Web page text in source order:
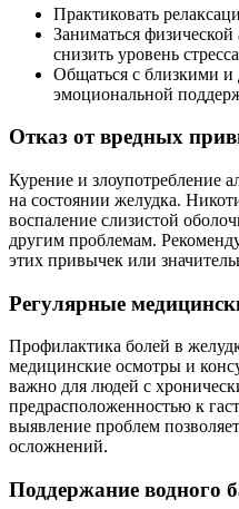
Практиковать
Заниматься
снизить уровень
Общаться с близкими и
эмоциональной
Отказ от вредных
Курение и злоупотребление
на состоянии желудка.
воспаление слизистой
другим проблемам.
этих привычек или
Регулярные
Профилактика болей в
медицинские осмотры и
важно для людей с
предрасположенностью к
выявление проблем
осложнений.
Поддержание водного